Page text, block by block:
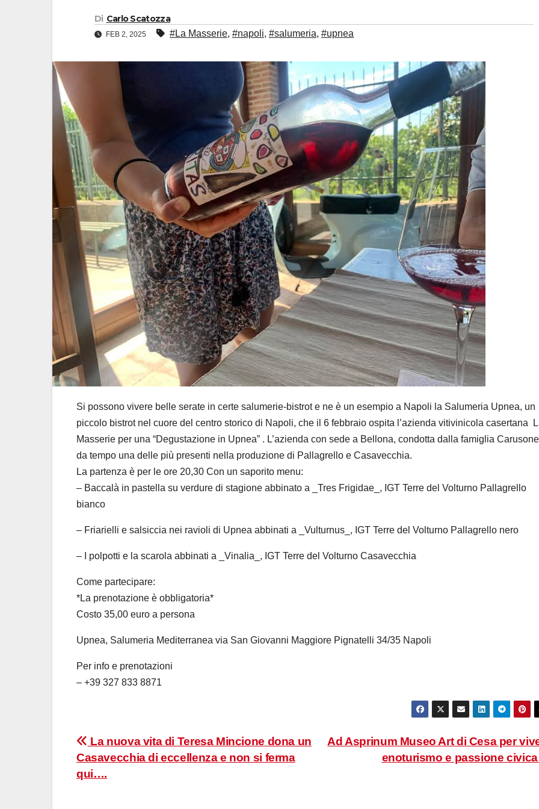
Di Carlo Scatozza
FEB 2, 2025 #La Masserie, #napoli, #salumeria, #upnea
Si possono vivere belle serate in certe salumerie-bistrot e ne è un esempio a Napoli la Salumeria Upnea, un
piccolo bistrot nel cuore del centro storico di Napoli, che il 6 febbraio ospita l’azienda vitivinicola casertana
Masserie per una “Degustazione in Upnea” . L’azienda con sede a Bellona, condotta dalla famiglia
da tempo una delle più presenti nella produzione di Pallagrello e Casavecchia.
La partenza è per le ore 20,30 Con un saporito menu:
– Baccalà in pastella su verdure di stagione abbinato a _Tres Frigidae_, IGT Terre del Volturno Pallagrello
bianco
– ⁠Friarielli e salsiccia nei ravioli di Upnea abbinati a _Vulturnus_, IGT Terre del Volturno Pallagrello nero
– ⁠I polpotti e la scarola abbinati a _Vinalia_, IGT Terre del Volturno Casavecchia
Come partecipare:
*La prenotazione è obbligatoria*
Costo 35,00 euro a persona
Upnea, Salumeria Mediterranea via San Giovanni Maggiore Pignatelli 34/35 Napoli
Per info e prenotazioni
– +39 327 833 8871
Navigazione
articoli
Ad Asprinum Museo Art di Cesa per
enoturismo e passione
La nuova vita di Teresa Mincione dona un
Casavecchia di eccellenza e non si ferma
qui….